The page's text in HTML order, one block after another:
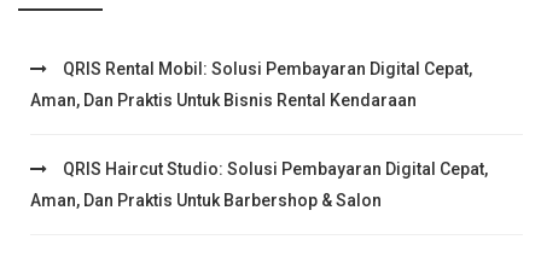
QRIS Rental Mobil: Solusi Pembayaran Digital Cepat,
Aman, Dan Praktis Untuk Bisnis Rental Kendaraan
QRIS Haircut Studio: Solusi Pembayaran Digital Cepat,
Aman, Dan Praktis Untuk Barbershop & Salon